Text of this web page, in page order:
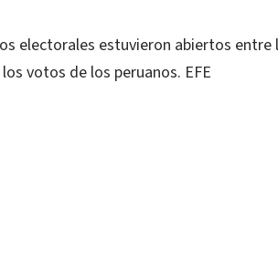
electorales estuvieron abiertos entre
votos de los peruanos. EFE